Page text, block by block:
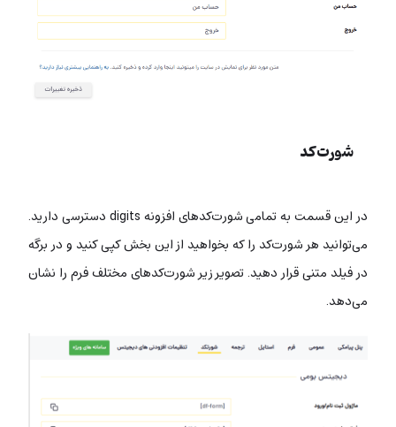
شورت‌کد
در این قسمت به تمامی شورت‌کدهای افزونه digits دسترسی دارید.
می‌توانید هر شورت‌کد را که بخواهید از این بخش کپی کنید و در برگه
در فیلد متنی قرار دهید. تصویر زیر شورت‌کدهای مختلف فرم را نشان
می‌دهد.